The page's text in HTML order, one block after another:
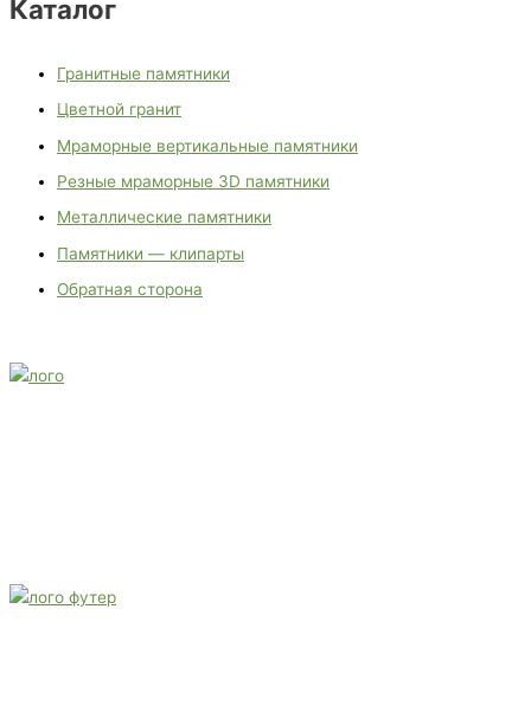
Каталог
Гранитные памятники
Цветной гранит
Мраморные вертикальные памятники
Резные мраморные 3D памятники
Металлические памятники
Памятники — клипарты
Обратная сторона